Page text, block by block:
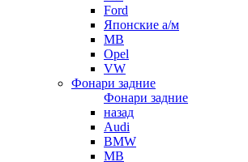
Ford
Японские а/м
MB
Opel
VW
Фонари задние
Фонари задние
назад
Audi
BMW
MB